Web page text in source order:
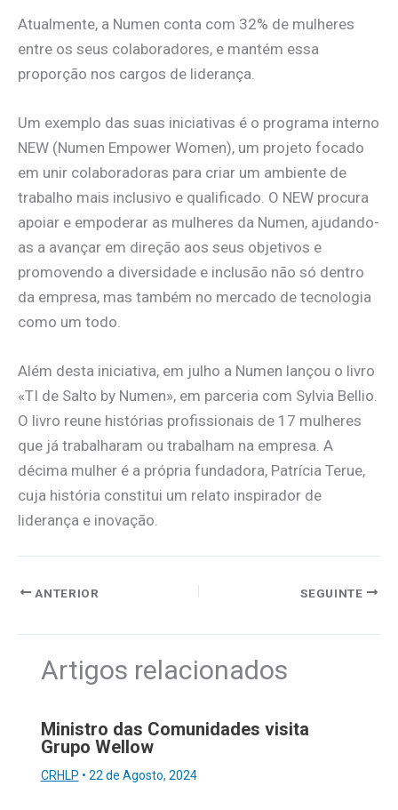
Atualmente, a Numen conta com 32% de mulheres
entre os seus colaboradores, e mantém essa
proporção nos cargos de liderança.
Um exemplo das suas iniciativas é o programa interno
NEW (Numen Empower Women), um projeto focado
em unir colaboradoras para criar um ambiente de
trabalho mais inclusivo e qualificado. O NEW procura
apoiar e empoderar as mulheres da Numen, ajudando-
as a avançar em direção aos seus objetivos e
promovendo a diversidade e inclusão não só dentro
da empresa, mas também no mercado de tecnologia
como um todo.
Além desta iniciativa, em julho a Numen lançou o livro
«TI de Salto by Numen», em parceria com Sylvia Bellio.
O livro reune histórias profissionais de 17 mulheres
que já trabalharam ou trabalham na empresa. A
décima mulher é a própria fundadora, Patrícia Terue,
cuja história constitui um relato inspirador de
liderança e inovação.
ANTERIOR SEGUINTE
Artigos relacionados
Ministro das Comunidades visita
Grupo Wellow
CRHLP • 22 de Agosto, 2024